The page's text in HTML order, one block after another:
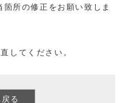
所の修正をお願い致しま
してください。